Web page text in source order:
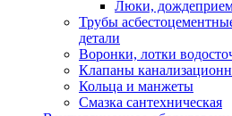
Люки,
Трубы
детали
Воронки, лотки
Клапаны
Кольца и манжеты
Смазка сантехническая